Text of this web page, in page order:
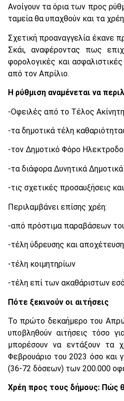
Ανοίγουν τα όρια των προς
ταμεία θα υπαχθούν και τα
Σχετική προαναγγελία έκανε
Σκάι, αναφέροντας πως
φορολογικές και
από τον Απρίλιο.
Η ρύθμιση αναμένεται να
-Οφειλές από το Τέλος
-τα δημοτικά τέλη
-τον Δημοτικό Φόρο
-τα διάφορα Δυνητικά
-τις σχετικές προσαυξήσεις
Περιλαμβάνει επίσης χρέη:
-από πρόστιμα παραβάσεων
-τέλη ύδρευσης και
-τέλη κοιμητηρίων
-τέλη επί των ακαθάριστων
Πότε ξεκινούν οι αιτήσεις
Το πρώτο δεκαήμερο του
υποβληθούν αιτήσεις τόσο
μπορέσουν να εντάξουν τα
Φεβρουάριο του 2023 όσο και
(36-72 δόσεων) των 200.000
Χρέη προς τους δήμους: Πώς